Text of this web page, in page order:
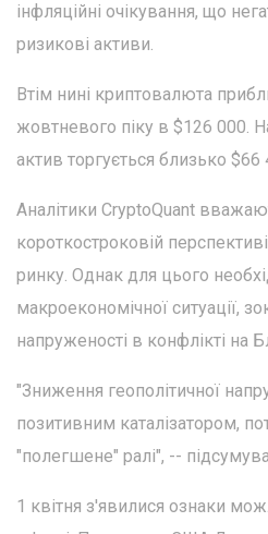
інфляційні очікування, що
ризикові активи.
Втім нині криптовалюта
жовтневого піку в $126 000.
актив торгується близько $66
Аналітики CryptoQuant
короткостроковій
ринку. Однак для цього
макроекономічної ситуації,
напруженості в конфлікті на
"Зниження геополітичної
позитивним каталізатором,
"полегшене" ралі", --
1 квітня з'явилися ознаки